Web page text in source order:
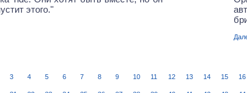
этого."
3 4 5 6 7 8 9 10 11 12 13 14 15 16